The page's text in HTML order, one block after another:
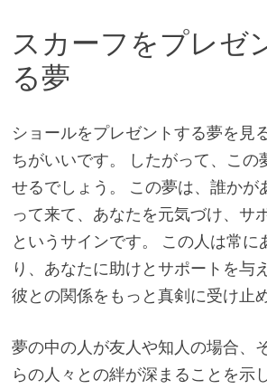
スカーフをプレゼ
る夢
ショールをプレゼントする夢を見
ちがいいです。 したがって、この
せるでしょう。 この夢は、誰かが
って来て、あなたを元気づけ、サ
というサインです。 この人は常に
り、あなたに助けとサポートを与
彼との関係をもっと真剣に受け止
夢の中の人が友人や知人の場合、
らの人々との絆が深まることを示